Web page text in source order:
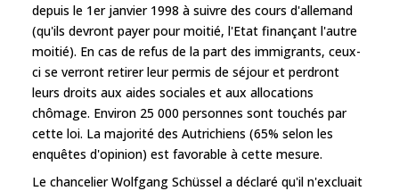
depuis le 1er janvier 1998 à suivre des cours d'allemand
(qu'ils devront payer pour moitié, l'Etat finançant l'autre
moitié). En cas de refus de la part des immigrants, ceux-
ci se verront retirer leur permis de séjour et perdront
leurs droits aux aides sociales et aux allocations
chômage. Environ 25 000 personnes sont touchés par
cette loi. La majorité des Autrichiens (65% selon les
enquêtes d'opinion) est favorable à cette mesure.
Le chancelier Wolfgang Schüssel a déclaré qu'il n'excluait